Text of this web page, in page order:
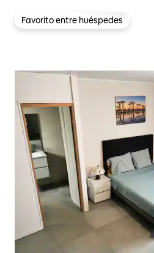
Favorito entre huéspedes
Favorito entre huéspedes